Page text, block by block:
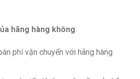
hãng hàng không:
phí vận chuyển với hãng hàng